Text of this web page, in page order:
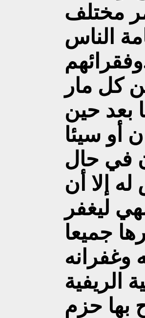
مختلف
الناس
كل مار
بعد حين
أو سيئا
في حال
إلا أن
ليغفر
جميعا
الريفية
بها حزم